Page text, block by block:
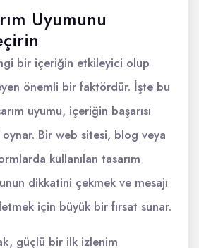
Uyumunu
bir içeriğin etkileyici olup
önemli bir faktördür. İşte bu
uyumu, içeriğin başarısı
Bir web sitesi, blog veya
kullanılan tasarım
dikkatini çekmek ve mesajı
için büyük bir fırsat sunar.
güçlü bir ilk izlenim